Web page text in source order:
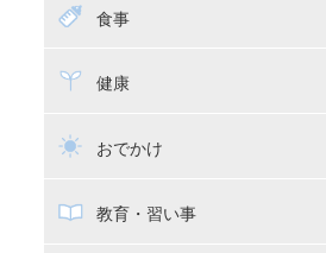
赤ちゃんのお世話
寝かしつけ
トイトレ
食事
離乳食健康
乳幼児健診・予防接種
おでかけ
子供とおでかけ
教育・習い事